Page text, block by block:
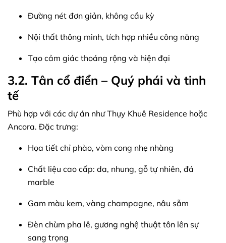
Đường nét đơn giản, không cầu kỳ
Nội thất thông minh, tích hợp nhiều công năng
Tạo cảm giác thoáng rộng và hiện đại
3.2. Tân cổ điển – Quý phái và tinh
tế
Phù hợp với các dự án như Thụy Khuê Residence hoặc
Ancora. Đặc trưng:
Họa tiết chỉ phào, vòm cong nhẹ nhàng
Chất liệu cao cấp: da, nhung, gỗ tự nhiên, đá
marble
Gam màu kem, vàng champagne, nâu sẫm
Đèn chùm pha lê, gương nghệ thuật tôn lên sự
sang trọng